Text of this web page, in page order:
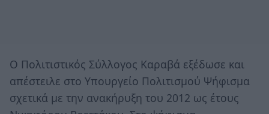
O Πολιτιστικός Σύλλογος Καραβά εξέδωσε και
απέστειλε στο Υπουργείο Πολιτισμού Ψήφισμα
σχετικά με την ανακήρυξη του 2012 ως έτους